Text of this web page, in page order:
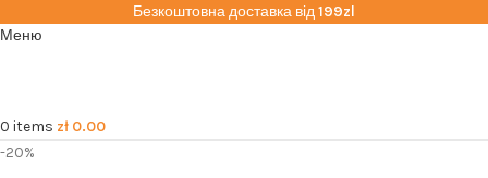
Безкоштовна доставка від199zl
Меню
0 items zł 0.00
-20%